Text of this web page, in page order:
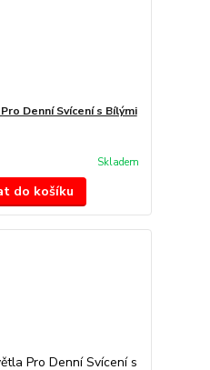
Denní Svícení s Bílými
Skladem
do košíku